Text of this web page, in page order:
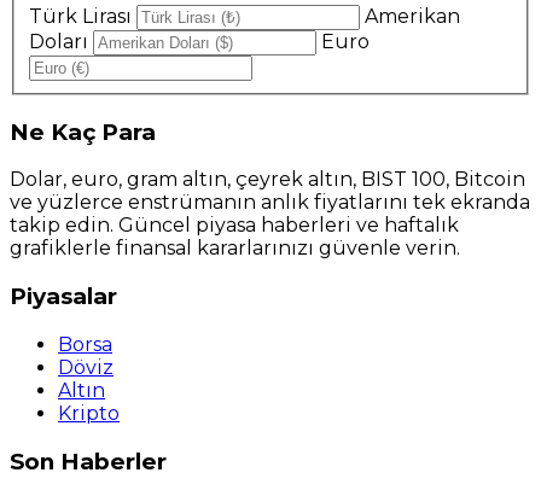
Türk Lirası
Amerikan
Doları
Euro
Ne Kaç Para
Dolar, euro, gram altın, çeyrek altın, BIST 100, Bitcoin
ve yüzlerce enstrümanın anlık fiyatlarını tek ekranda
takip edin. Güncel piyasa haberleri ve haftalık
grafiklerle finansal kararlarınızı güvenle verin.
Piyasalar
Borsa
Döviz
Altın
Kripto
Son Haberler